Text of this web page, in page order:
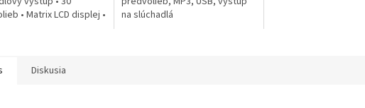
• Matrix LCD displej •
na slúchadlá
Diskusia